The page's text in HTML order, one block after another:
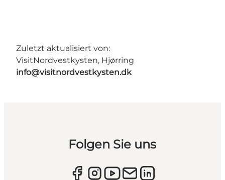
Zuletzt aktualisiert von:
VisitNordvestkysten, Hjørring
info@visitnordvestkysten.dk
Folgen Sie uns